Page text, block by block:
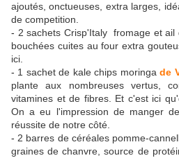
ajoutés, onctueuses, extra larges,
de competition.
- 2 sachets Crisp'Italy fromage et
bouchées cuites au four extra
ici.
- 1 sachet de kale chips moringade
plante aux nombreuses vertus,
vitamines et de fibres. Et c'est ici
On a eu l'impression de manger
réussite de notre côté.
- 2 barres de céréales pomme-
graines de chanvre, source de